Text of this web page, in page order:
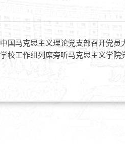
中国马克思主义理论党支部召开党员
学校工作组列席旁听马克思主义学